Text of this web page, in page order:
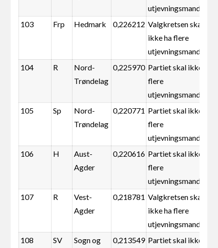
utjevningsmandater
103
Frp Hedmark 0,226212 Valgkretsen skal
ikke ha flere
utjevningsmandater
104
R
Nord-
Trøndelag
0,225970 Partiet skal ikke ha
flere
utjevningsmandater
105
Sp
Nord-
Trøndelag
0,220771 Partiet skal ikke ha
flere
utjevningsmandater
106
H
Aust-
Agder
0,220616 Partiet skal ikke ha
flere
utjevningsmandater
107
R
Vest-
Agder
0,218781 Valgkretsen skal
ikke ha flere
utjevningsmandater
108
SV Sogn og 0,213549 Partiet skal ikke ha